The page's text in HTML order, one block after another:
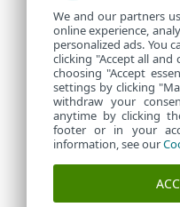
We and our partners
online experience,
personalized ads. You
clicking "Accept all and
choosing "Accept
settings by clicking
withdraw your
anytime by clicking
footer or in your
information, see our